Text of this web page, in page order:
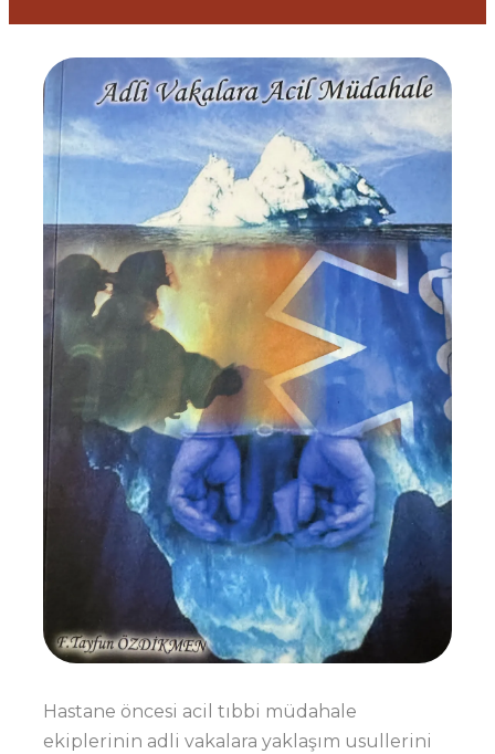
Hastane öncesi acil tıbbi müdahale
ekiplerinin adli vakalara yaklaşım usullerini